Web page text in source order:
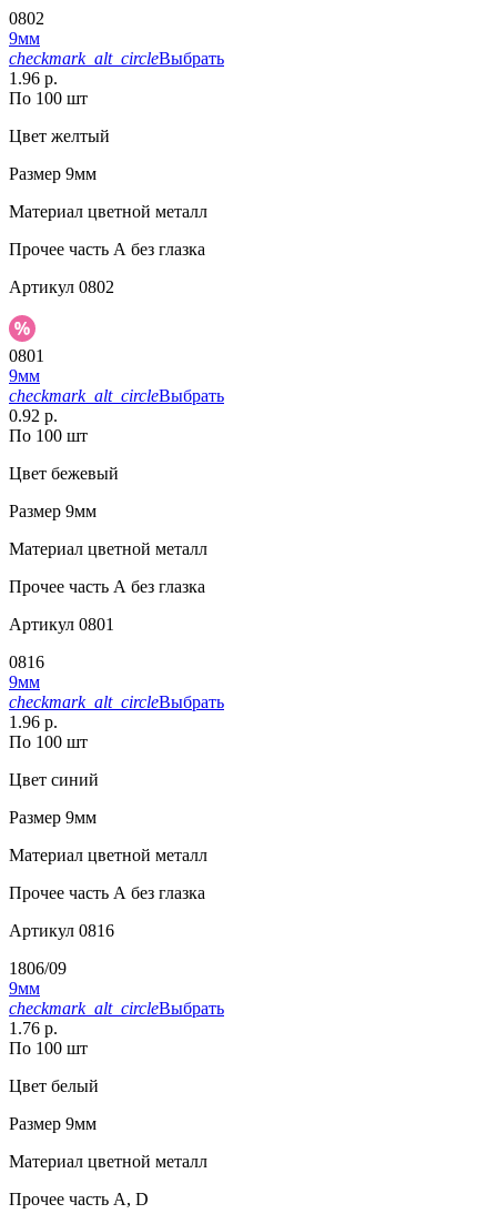
0802
9мм
checkmark_alt_circleВыбрать
1.96 р.
По 100 шт
Цвет желтый
Размер 9мм
Материал цветной металл
Прочее часть А без глазка
Артикул 0802
0801
9мм
checkmark_alt_circleВыбрать
0.92 р.
По 100 шт
Цвет бежевый
Размер 9мм
Материал цветной металл
Прочее часть А без глазка
Артикул 0801
0816
9мм
checkmark_alt_circleВыбрать
1.96 р.
По 100 шт
Цвет синий
Размер 9мм
Материал цветной металл
Прочее часть А без глазка
Артикул 0816
1806/09
9мм
checkmark_alt_circleВыбрать
1.76 р.
По 100 шт
Цвет белый
Размер 9мм
Материал цветной металл
Прочее часть A, D